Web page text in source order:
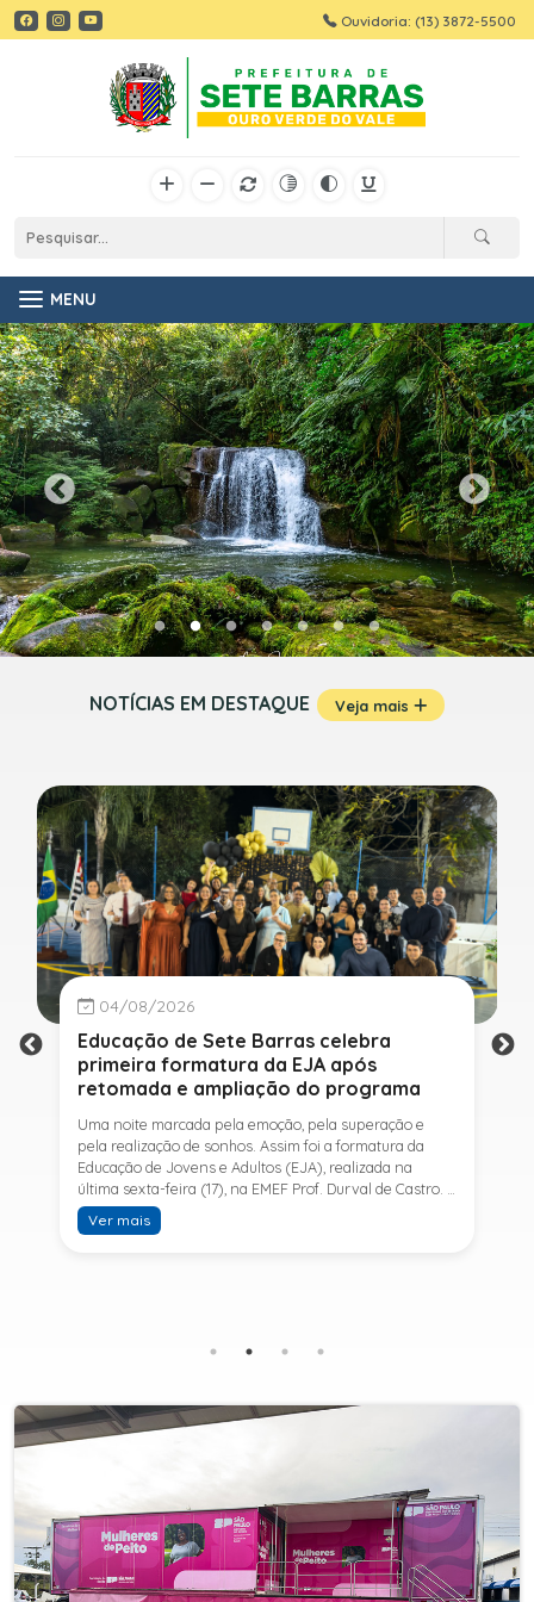
Ouvidoria: (13) 3872-5500
MENU
NOTÍCIAS EM DESTAQUE Veja mais
04/08/2026
Educação de Sete Barras celebra
primeira formatura da EJA após
retomada e ampliação do programa
Uma noite marcada pela emoção, pela superação e
pela realização de sonhos. Assim foi a formatura da
Educação de Jovens e Adultos (EJA), realizada na
última sexta-feira (17), na EMEF Prof. Durval de Castro. A
cerimônia celebrou a conclusão dos estudos de 53
alunos e entrou para a história ao marcar a primeira
SESI, ampliando o acesso à educação e oferecendo uma
retomar os estudos.A última turma da Educação de
Jovens e Adultos formada pelo município foi em 2016,
oferecida em Sete Barras e, a partir de agosto de 2025,
passou por uma importante ampliação. Em parceria
com o SESI, a Prefeitura passou a disponibilizar também
o Ensino Fundamental II (6º ao 9º ano) e o Ensino
Médio, ampliando significativamente as oportunidades
para que jovens e adultos concluam sua formação.A
Ver mais